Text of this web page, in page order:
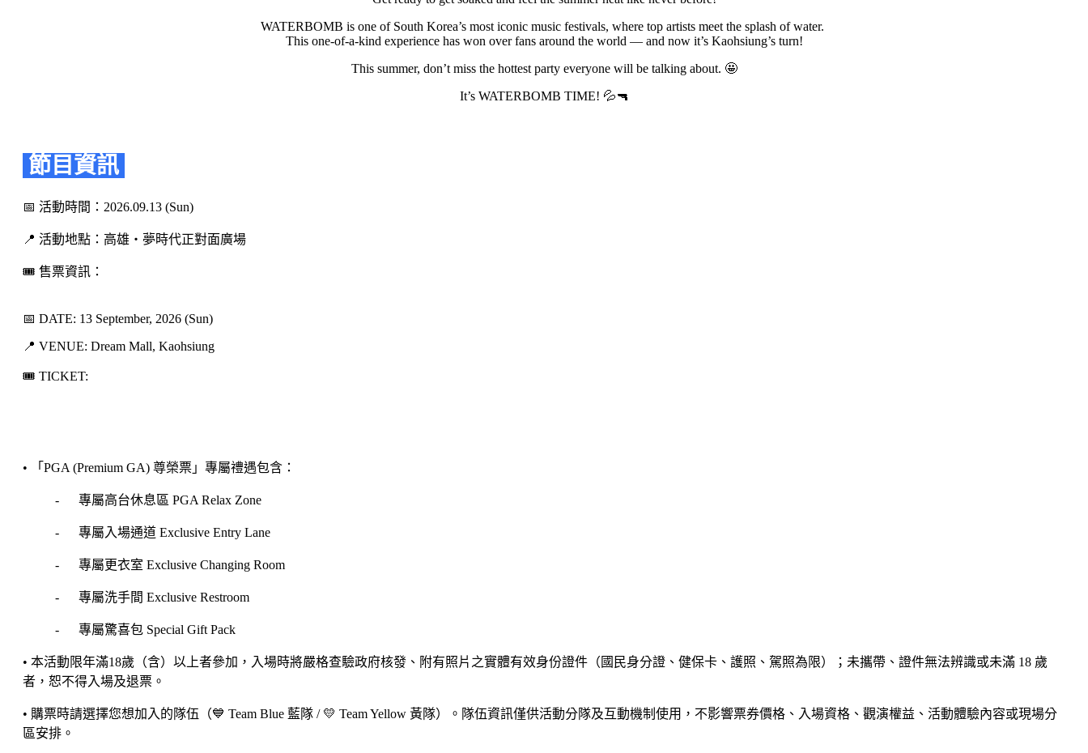
WATERBOMB is one of South Korea’s most iconic music festivals, where top artists meet the splash of water.
This one-of-a-kind experience has won over fans around the world — and now it’s Kaohsiung’s turn!
This summer, don’t miss the hottest party everyone will be talking about. 🤩
It’s WATERBOMB TIME! 💦🔫
節目資訊
📅 活動時間：2026.09.13 (Sun)
📍 活動地點：高雄・夢時代正對面廣場
🎟️ 售票資訊：
📅 DATE: 13 September, 2026 (Sun)
📍 VENUE: Dream Mall, Kaohsiung
🎟️ TICKET:
• 「PGA (Premium GA) 尊榮票」專屬禮遇包含：
- 專屬高台休息區 PGA Relax Zone
- 專屬入場通道 Exclusive Entry Lane
- 專屬更衣室 Exclusive Changing Room
- 專屬洗手間 Exclusive Restroom
- 專屬驚喜包 Special Gift Pack
• 本活動限年滿18歲（含）以上者參加，入場時將嚴格查驗政府核發、附有照片之實體有效身份證件（國民身分證、健保卡、護照、駕照為限）；未攜帶、證件無法辨識或未滿 18 歲
者，恕不得入場及退票。
• 購票時請選擇您想加入的隊伍（💙 Team Blue 藍隊 / 💛 Team Yellow 黃隊）。隊伍資訊僅供活動分隊及互動機制使用，不影響票券價格、入場資格、觀演權益、活動體驗內容或現場分
區安排。